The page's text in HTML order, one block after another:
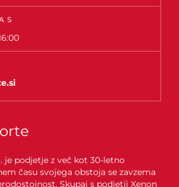
je podjetje z več kot 30-letno
času svojega obstoja se zavzema
Skupaj s podjetji Xenon